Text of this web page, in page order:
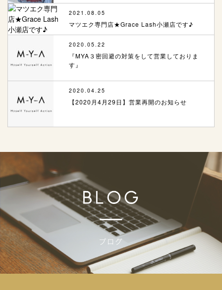
2021.08.05
マツエク専門店★Grace Lash小瀬店です♪
2020.05.22
『MYA３密回避の対策をして営業しておりま
す』
2020.04.25
【2020月4月29日】営業再開のお知らせ